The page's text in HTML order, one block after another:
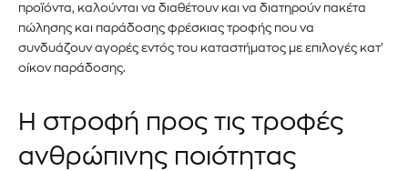
προϊόντα, καλούνται να διαθέτουν και να διατηρούν πακέτα
πώλησης και παράδοσης φρέσκιας τροφής που να
συνδυάζουν αγορές εντός του καταστήματος με επιλογές κατ’
οίκον παράδοσης.
Η στροφή προς τις τροφές
ανθρώπινης ποιότητας